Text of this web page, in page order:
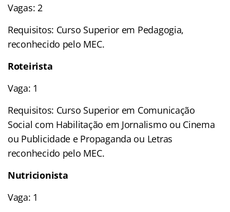
Vagas: 2
Requisitos: Curso Superior em Pedagogia,
reconhecido pelo MEC.
Roteirista
Vaga: 1
Requisitos: Curso Superior em Comunicação
Social com Habilitação em Jornalismo ou Cinema
ou Publicidade e Propaganda ou Letras
reconhecido pelo MEC.
Nutricionista
Vaga: 1